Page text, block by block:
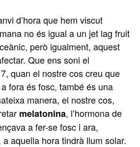
d’hora que hem viscut
no és igual a un jet lag fruit
però igualment, aquest
Que ens soni el
quan el nostre cos creu que
fora és fosc, també és una
manera, el nostre cos,
melatonina, l’hormona de
a fer-se fosc i ara,
aquella hora tindrà llum solar.